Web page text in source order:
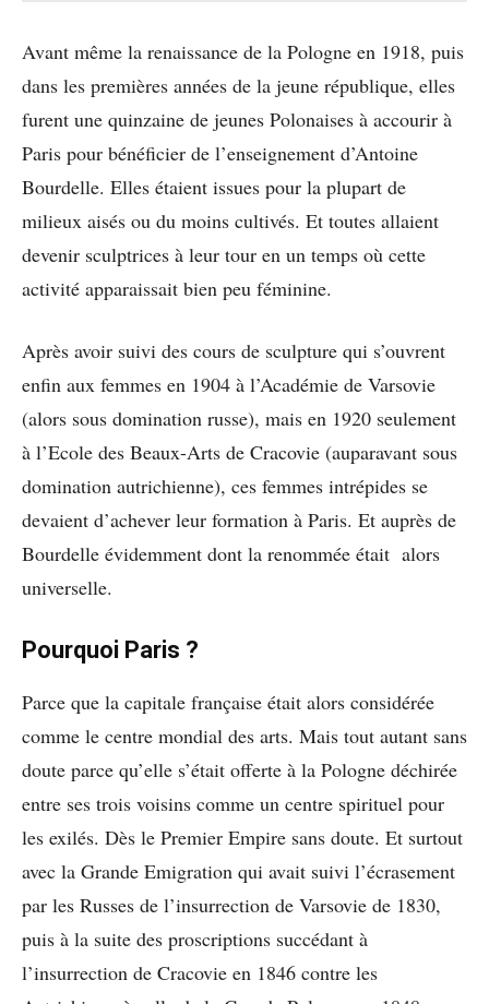
Avant même la renaissance de la Pologne en 1918, puis
dans les premières années de la jeune république, elles
furent une quinzaine de jeunes Polonaises à accourir à
Paris pour bénéficier de l’enseignement d’Antoine
Bourdelle. Elles étaient issues pour la plupart de
milieux aisés ou du moins cultivés. Et toutes allaient
devenir sculptrices à leur tour en un temps où cette
activité apparaissait bien peu féminine.
Après avoir suivi des cours de sculpture qui s’ouvrent
enfin aux femmes en 1904 à l’Académie de Varsovie
(alors sous domination russe), mais en 1920 seulement
à l’Ecole des Beaux-Arts de Cracovie (auparavant sous
domination autrichienne), ces femmes intrépides se
devaient d’achever leur formation à Paris. Et auprès de
Bourdelle évidemment dont la renommée était alors
universelle.
Pourquoi Paris ?
Parce que la capitale française était alors considérée
comme le centre mondial des arts. Mais tout autant sans
doute parce qu’elle s’était offerte à la Pologne déchirée
entre ses trois voisins comme un centre spirituel pour
les exilés. Dès le Premier Empire sans doute. Et surtout
avec la Grande Emigration qui avait suivi l’écrasement
par les Russes de l’insurrection de Varsovie de 1830,
puis à la suite des proscriptions succédant à
l’insurrection de Cracovie en 1846 contre les